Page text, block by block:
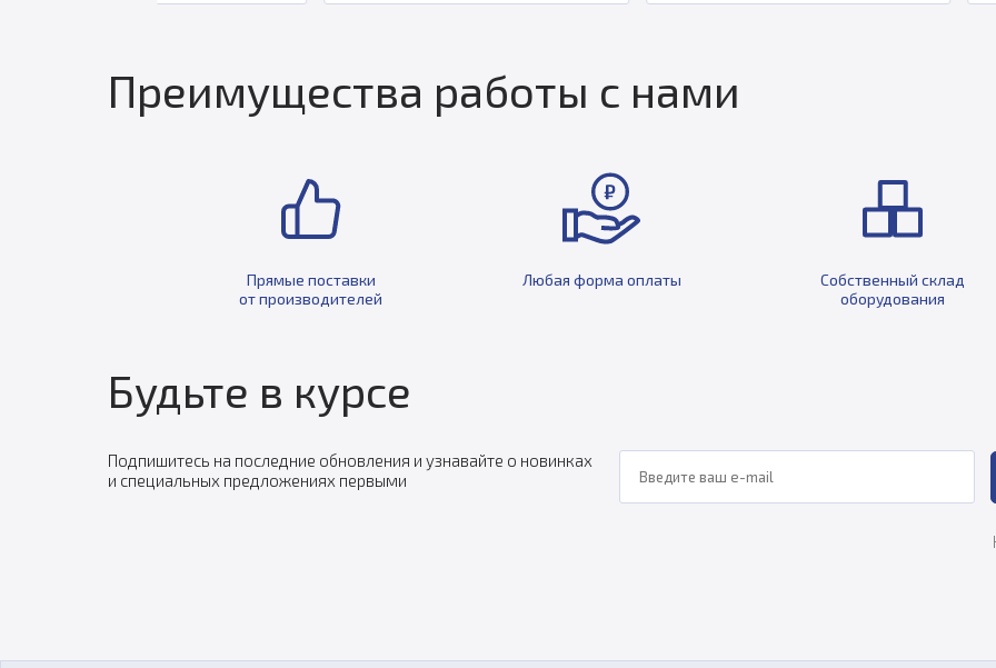
Преимущества работы с нами
Прямые поставки
от производителей
Любая форма оплаты
Собственный склад
оборудования
Будьте в курсе
Подпишитесь на последние обновления и узнавайте о новинках
и специальных предложениях первыми